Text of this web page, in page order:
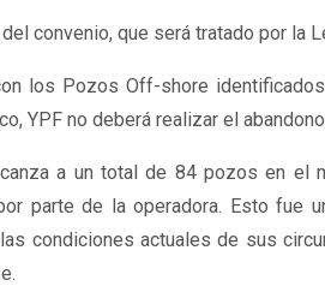
convenio, que será tratado por la
los Pozos Off-shore
YPF no deberá realizar el
a un total de 84 pozos en el
parte de la operadora. Esto fue
condiciones actuales de sus